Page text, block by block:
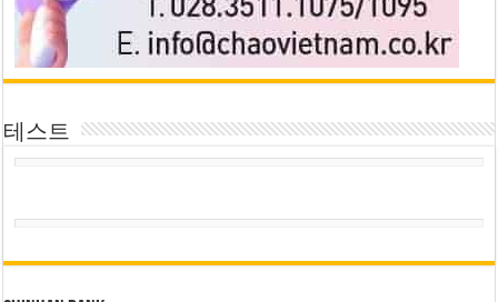
테스트